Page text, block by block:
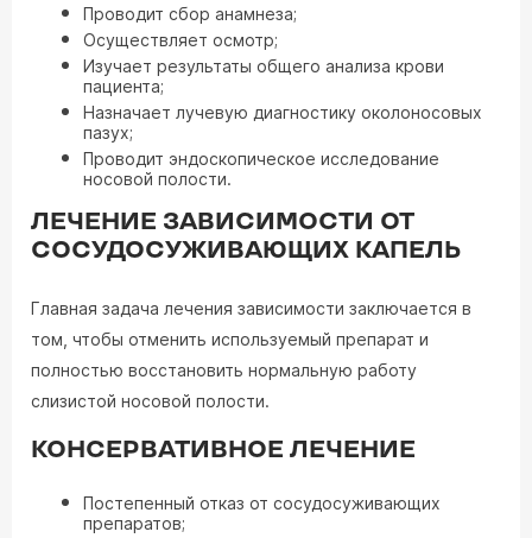
Проводит сбор анамнеза;
Осуществляет осмотр;
Изучает результаты общего анализа крови
пациента;
Назначает лучевую диагностику околоносовых
пазух;
Проводит эндоскопическое исследование
носовой полости.
ЛЕЧЕНИЕ ЗАВИСИМОСТИ ОТ
СОСУДОСУЖИВАЮЩИХ КАПЕЛЬ
Главная задача лечения зависимости заключается в
том, чтобы отменить используемый препарат и
полностью восстановить нормальную работу
слизистой носовой полости.
КОНСЕРВАТИВНОЕ ЛЕЧЕНИЕ
Постепенный отказ от сосудосуживающих
препаратов;